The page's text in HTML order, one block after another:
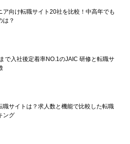
ア向け転職サイト20社を比較！中高年でも
は？
で入社後定着率NO.1のJAIC 研修と転職サ
職サイトは？求人数と機能で比較した転職
ング